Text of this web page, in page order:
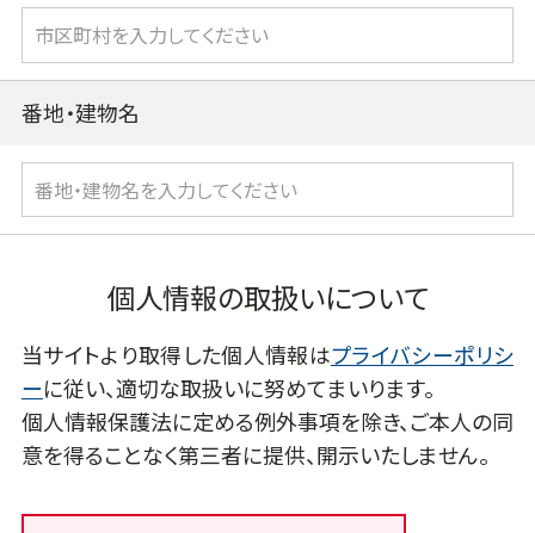
番地・建物名
個人情報の取扱いについて
当サイトより取得した個人情報はプライバシーポリシ
ーに従い、適切な取扱いに努めてまいります。
個人情報保護法に定める例外事項を除き、ご本人の同
意を得ることなく第三者に提供、開示いたしません。